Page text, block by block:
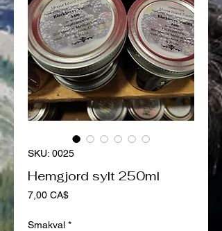
SKU: 0025
Hemgjord sylt 250ml
7,00 CA$Pris
Smakval *